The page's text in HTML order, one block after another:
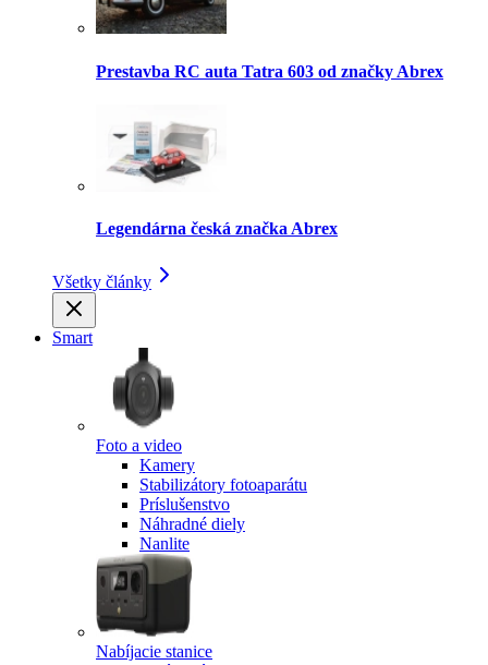
Prestavba RC auta Tatra 603 od značky Abrex
Legendárna česká značka Abrex
Všetky články
Smart
Foto a video
Kamery
Stabilizátory fotoaparátu
Príslušenstvo
Náhradné diely
Nanlite
Nabíjacie stanice